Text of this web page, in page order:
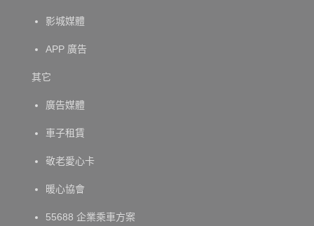
影城媒體
APP 廣告
其它
廣告媒體
車子租賃
敬老愛心卡
暖心協會
55688 企業乘車方案